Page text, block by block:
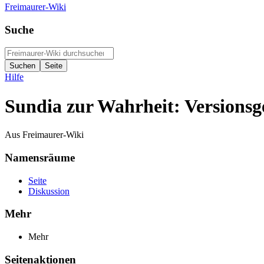
Freimaurer-Wiki
Suche
Hilfe
Sundia zur Wahrheit:
Aus Freimaurer-Wiki
Namensräume
Seite
Diskussion
Mehr
Mehr
Seitenaktionen